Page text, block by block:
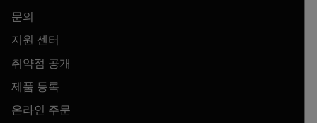
문의
지원 센터
취약점 공개
제품 등록
온라인 주문